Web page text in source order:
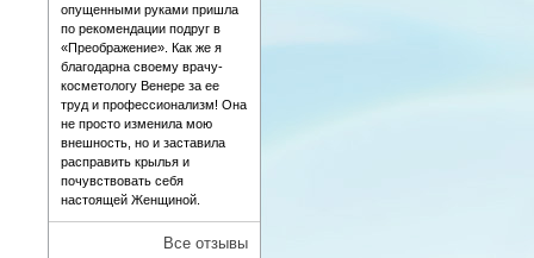
опущенными руками пришла
по рекомендации подруг в
«Преображение». Как же я
благодарна своему врачу-
косметологу Венере за ее
труд и профессионализм! Она
не просто изменила мою
внешность, но и заставила
расправить крылья и
почувствовать себя
настоящей Женщиной.
Все отзывы